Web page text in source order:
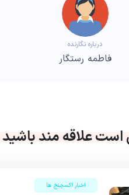
درباره نگارنده
فاطمه رستگار
علاقه مند باشید
اخبار اکسچنج ها